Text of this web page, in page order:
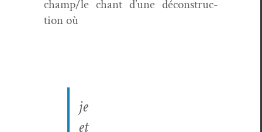
champ/le chant d’une décon­struc­
tion où
je
et